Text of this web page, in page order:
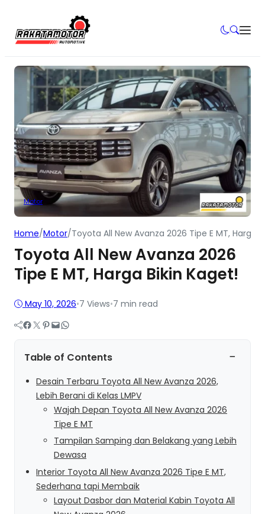
Motor
Home/Motor/Toyota All New Avanza 2026 Tipe E MT, Harga
Toyota All New Avanza 2026
Tipe E MT, Harga Bikin Kaget!
May 10, 2026•7 Views•7 min read
Facebook Twitter Pinterest Mail WhatsApp
Table of Contents −
Desain Terbaru Toyota All New Avanza 2026,
Lebih Berani di Kelas LMPV
Wajah Depan Toyota All New Avanza 2026
Tipe E MT
Tampilan Samping dan Belakang yang Lebih
Dewasa
Interior Toyota All New Avanza 2026 Tipe E MT,
Sederhana tapi Membaik
Layout Dasbor dan Material Kabin Toyota All